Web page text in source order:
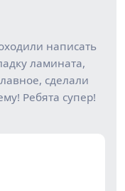
написать
ламината,
сделали
Ребята супер!